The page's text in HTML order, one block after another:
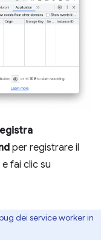
per registrare il
fai clic su
dei service worker in